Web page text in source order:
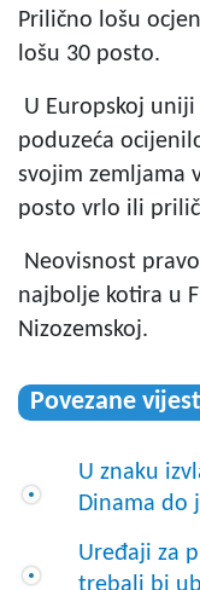
Prilično lošu
lošu 30 posto.
U Europskoj
poduzeća
svojim zemljama
posto vrlo ili
Neovisnost
najbolje kotira u
Nizozemskoj.
Povezane
U znaku
Dinama do
Uređaji za
trebali bi